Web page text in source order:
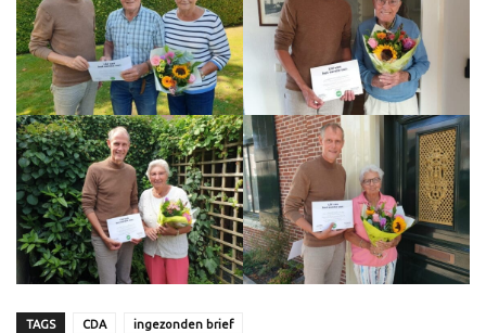
TAGS CDA ingezonden brief